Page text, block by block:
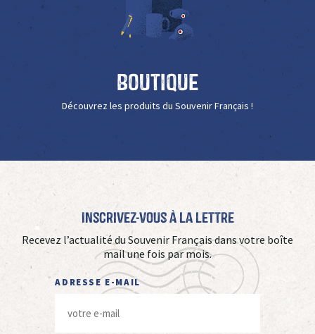
Boutique
Découvrez les produits du Souvenir Français !
Inscrivez-vous à La Lettre
Recevez l’actualité du Souvenir Français dans votre boîte
mail une fois par mois.
ADRESSE E-MAIL